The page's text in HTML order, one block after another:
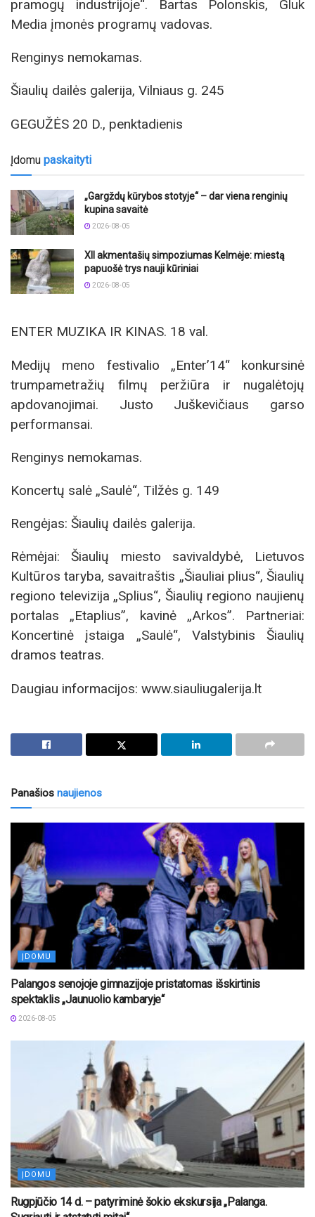
pramogų industrijoje“. Bartas Polonskis, Gluk
Media įmonės programų vadovas.
Renginys nemokamas.
Šiaulių dailės galerija, Vilniaus g. 245
GEGUŽĖS 20 D., penktadienis
Įdomu paskaityti
„Gargždų kūrybos stotyje“ – dar viena renginių
kupina savaitė
2026-08-05
XII akmentašių simpoziumas Kelmėje: miestą
papuošė trys nauji kūriniai
2026-08-05
ENTER MUZIKA IR KINAS. 18 val.
Medijų meno festivalio „Enter’14“ konkursinė
trumpametražių filmų peržiūra ir nugalėtojų
apdovanojimai. Justo Juškevičiaus garso
performansai.
Renginys nemokamas.
Koncertų salė „Saulė“, Tilžės g. 149
Rengėjas: Šiaulių dailės galerija.
Rėmėjai: Šiaulių miesto savivaldybė, Lietuvos
Kultūros taryba, savaitraštis „Šiauliai plius“, Šiaulių
regiono televizija „Splius“, Šiaulių regiono naujienų
portalas „Etaplius”, kavinė „Arkos”. Partneriai:
Koncertinė įstaiga „Saulė“, Valstybinis Šiaulių
dramos teatras.
Daugiau informacijos: www.siauliugalerija.lt
Panašios naujienos
ĮDOMU
Palangos senojoje gimnazijoje pristatomas išskirtinis
spektaklis „Jaunuolio kambaryje“
2026-08-05
ĮDOMU
Rugpjūčio 14 d. – patyriminė šokio ekskursija „Palanga.